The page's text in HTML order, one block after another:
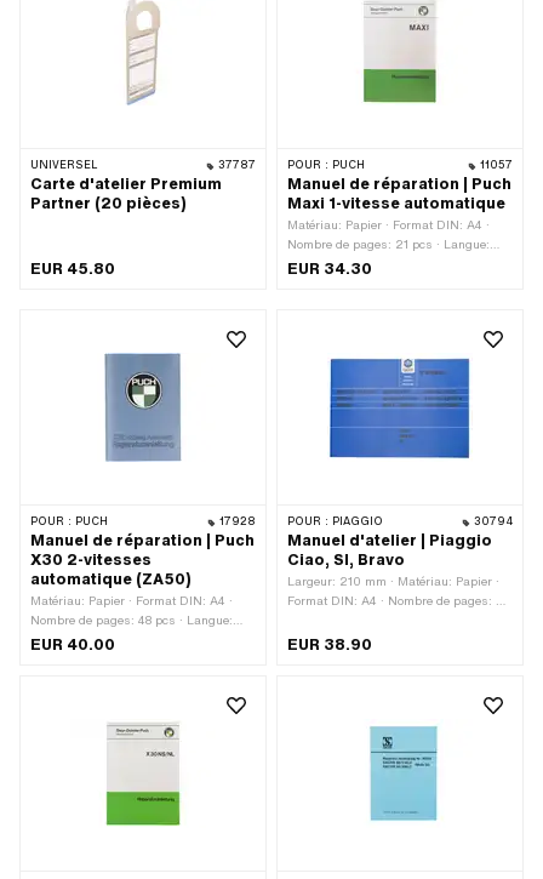
UNIVERSEL 37787
Carte d'atelier Premium
Partner (20 pièces)
EUR 45.80
POUR : PUCH 11057
Manuel de réparation | Puch
Maxi 1-vitesse automatique
Matériau: Papier · Format DIN: A4 ·
Nombre de pages: 21 pcs · Langue:
Allemand
EUR 34.30
POUR : PUCH 17928
Manuel de réparation | Puch
X30 2-vitesses
automatique (ZA50)
Matériau: Papier · Format DIN: A4 ·
Nombre de pages: 48 pcs · Langue:
Allemand
EUR 40.00
POUR : PIAGGIO 30794
Manuel d'atelier | Piaggio
Ciao, SI, Bravo
Largeur: 210 mm · Matériau: Papier ·
Format DIN: A4 · Nombre de pages: 78
Anglais · Langue: Français · Hauteur:
EUR 38.90